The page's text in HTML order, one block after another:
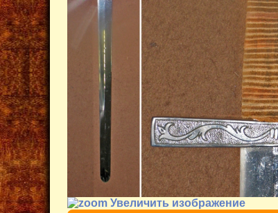
Увеличить изображение